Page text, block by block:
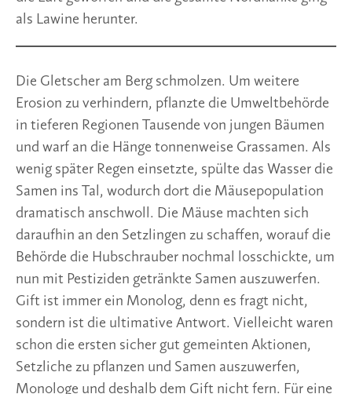
als Lawine herunter.
Die Gletscher am Berg schmolzen. Um weitere
Erosion zu verhindern, pflanzte die Umweltbehörde
in tieferen Regionen Tausende von jungen Bäumen
und warf an die Hänge tonnenweise Grassamen. Als
wenig später Regen einsetzte, spülte das Wasser die
Samen ins Tal, wodurch dort die Mäusepopulation
dramatisch anschwoll. Die Mäuse machten sich
daraufhin an den Setzlingen zu schaffen, worauf die
Behörde die Hubschrauber nochmal losschickte, um
nun mit Pestiziden getränkte Samen auszuwerfen.
Gift ist immer ein Monolog, denn es fragt nicht,
sondern ist die ultimative Antwort. Vielleicht waren
schon die ersten sicher gut gemeinten Aktionen,
Setzliche zu pflanzen und Samen auszuwerfen,
Monologe und deshalb dem Gift nicht fern. Für eine